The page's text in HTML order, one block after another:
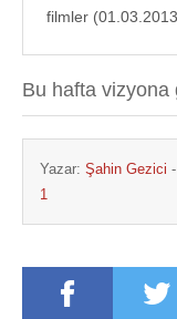
filmler
Bu hafta vizyona
Yazar: Şahin Gezici
1